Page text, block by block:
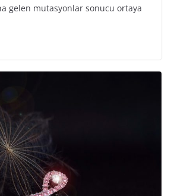
gelen mutasyonlar sonucu ortaya